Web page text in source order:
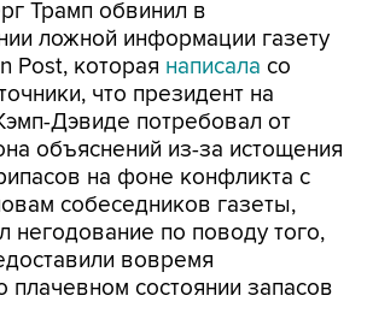
Post, котораянаписала
что президент на
Дэвиде потребовал от
объяснений из-за истощения
на фоне конфликта с
собеседников газеты,
по поводу того,
вовремя
состоянии запасов
дни публично